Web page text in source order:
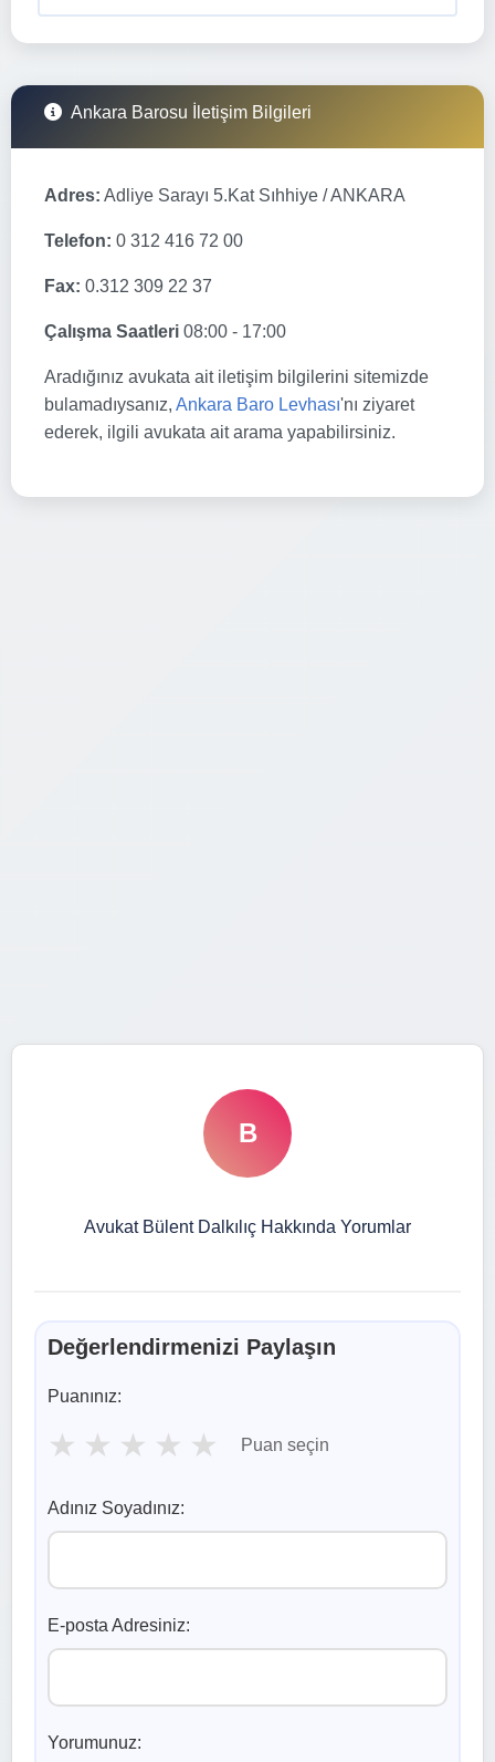
Ankara Barosu İletişim Bilgileri
Adres: Adliye Sarayı 5.Kat Sıhhiye / ANKARA
Telefon: 0 312 416 72 00
Fax: 0.312 309 22 37
Çalışma Saatleri 08:00 - 17:00
Aradığınız avukata ait iletişim bilgilerini sitemizde
bulamadıysanız, Ankara Baro Levhası'nı ziyaret
ederek, ilgili avukata ait arama yapabilirsiniz.
B
Avukat Bülent Dalkılıç Hakkında Yorumlar
Değerlendirmenizi Paylaşın
Puanınız:
★ ★ ★ ★ ★ Puan seçin
Adınız Soyadınız:
E-posta Adresiniz:
Yorumunuz: